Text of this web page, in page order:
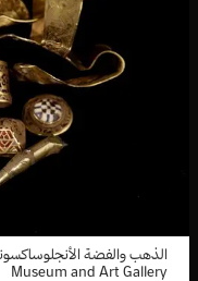
Museum and Art Gallery